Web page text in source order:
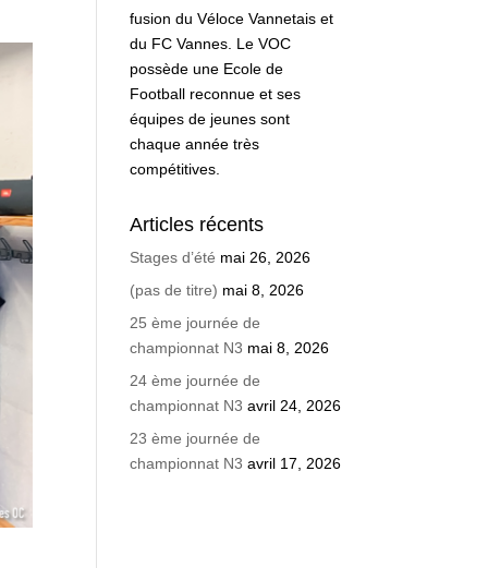
fusion du Véloce Vannetais et
du FC Vannes. Le VOC
possède une Ecole de
Football reconnue et ses
équipes de jeunes sont
chaque année très
compétitives.
Articles récents
Stages d’été mai 26, 2026
(pas de titre) mai 8, 2026
25 ème journée de
championnat N3 mai 8, 2026
24 ème journée de
championnat N3 avril 24, 2026
23 ème journée de
championnat N3 avril 17, 2026